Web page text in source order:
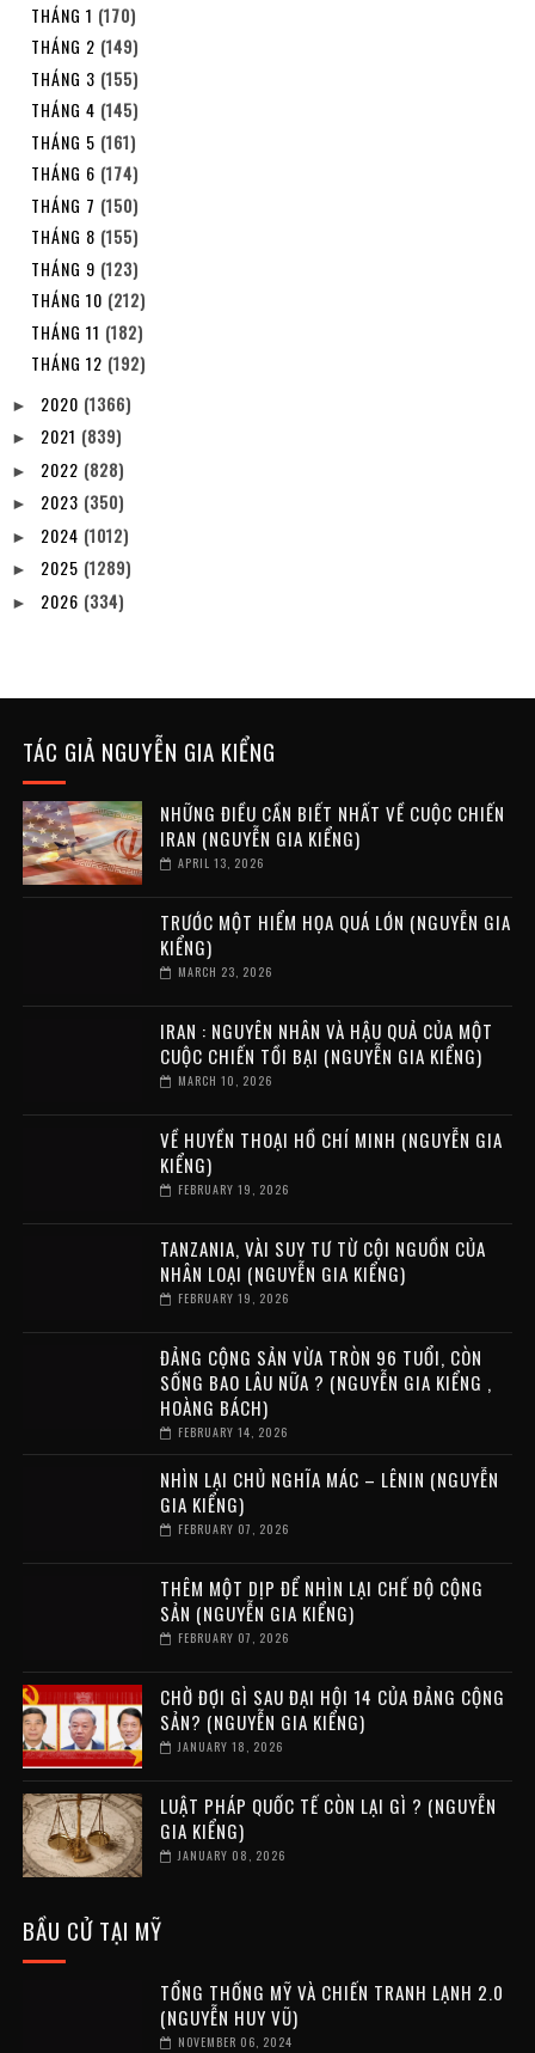
THÁNG 1 (170)
THÁNG 2 (149)
THÁNG 3 (155)
THÁNG 4 (145)
THÁNG 5 (161)
THÁNG 6 (174)
THÁNG 7 (150)
THÁNG 8 (155)
THÁNG 9 (123)
THÁNG 10 (212)
THÁNG 11 (182)
THÁNG 12 (192)
► 2020 (1366)
► 2021 (839)
► 2022 (828)
► 2023 (350)
► 2024 (1012)
► 2025 (1289)
► 2026 (334)
TÁC GIẢ NGUYỄN GIA KIỂNG
NHỮNG ĐIỀU CẦN BIẾT NHẤT VỀ CUỘC CHIẾN
IRAN (NGUYỄN GIA KIỂNG)
APRIL 13, 2026
TRƯỚC MỘT HIỂM HỌA QUÁ LỚN (NGUYỄN GIA
KIỂNG)
MARCH 23, 2026
IRAN : NGUYÊN NHÂN VÀ HẬU QUẢ CỦA MỘT
CUỘC CHIẾN TỒI BẠI (NGUYỄN GIA KIỂNG)
MARCH 10, 2026
VỀ HUYỀN THOẠI HỒ CHÍ MINH (NGUYỄN GIA
KIỂNG)
FEBRUARY 19, 2026
TANZANIA, VÀI SUY TƯ TỪ CỘI NGUỒN CỦA
NHÂN LOẠI (NGUYỄN GIA KIỂNG)
FEBRUARY 19, 2026
ĐẢNG CỘNG SẢN VỪA TRÒN 96 TUỔI, CÒN
SỐNG BAO LÂU NỮA ? (NGUYỄN GIA KIỂNG ,
HOÀNG BÁCH)
FEBRUARY 14, 2026
NHÌN LẠI CHỦ NGHĨA MÁC – LÊNIN (NGUYỄN
GIA KIỂNG)
FEBRUARY 07, 2026
THÊM MỘT DỊP ĐỂ NHÌN LẠI CHẾ ĐỘ CỘNG
SẢN (NGUYỄN GIA KIỂNG)
FEBRUARY 07, 2026
CHỜ ĐỢI GÌ SAU ĐẠI HỘI 14 CỦA ĐẢNG CỘNG
SẢN? (NGUYỄN GIA KIỂNG)
JANUARY 18, 2026
LUẬT PHÁP QUỐC TẾ CÒN LẠI GÌ ? (NGUYỄN
GIA KIỂNG)
JANUARY 08, 2026
BẦU CỬ TẠI MỸ
TỔNG THỐNG MỸ VÀ CHIẾN TRANH LẠNH 2.0
(NGUYỄN HUY VŨ)
NOVEMBER 06, 2024